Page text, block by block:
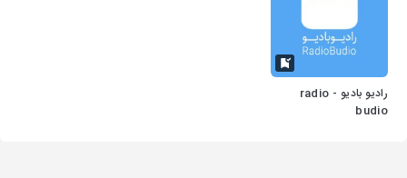
رادیو بادیو - radio
budio